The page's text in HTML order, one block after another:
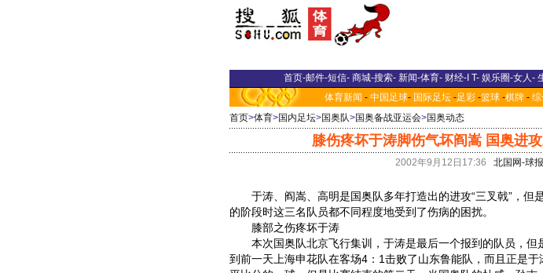
首页-邮件-短信- 商城-搜索- 新闻-体育- 财经-I T- 娱乐圈-女人-
体育新闻 - 中国足球- 国际足坛 -足彩 -篮球 -棋牌 -
首页>体育>国内足坛>国奥队>国奥备战亚运会>国奥动态
膝伤疼坏于涛脚伤气坏阎嵩 国奥进
2002年9月12日17:36 北国网-球报
于涛、阎嵩、高明是国奥队多年打造出的进攻“三叉戟”，但
的阶段时这三名队员都不同程度地受到了伤病的困扰。
膝部之伤疼坏于涛
本次国奥队北京飞行集训，于涛是最后一个报到的队员，但
到前一天上海申花队在客场4：1击败了山东鲁能队，而且正是